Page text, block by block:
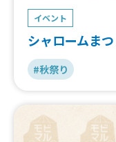
イベント
シャロームま
#秋祭り